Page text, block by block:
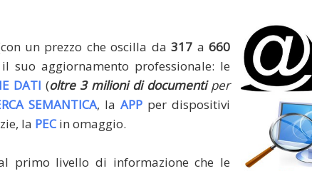
un prezzo che oscilla da317 a660
suo aggiornamento professionale: le
DATI (oltre 3 milioni di documentiper
SEMANTICA, la APP per dispositivi
la PECin omaggio.
primo livello di informazione che le